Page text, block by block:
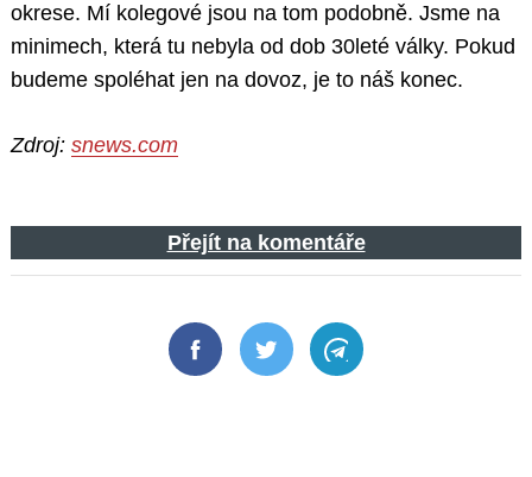
okrese. Mí kolegové jsou na tom podobně. Jsme na
minimech, která tu nebyla od dob 30leté války. Pokud
budeme spoléhat jen na dovoz, je to náš konec.
Zdroj: snews.com
Přejít na komentáře
FacebookTwitter Telegram